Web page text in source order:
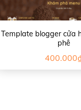
Template blogger cửa
phê
400.000